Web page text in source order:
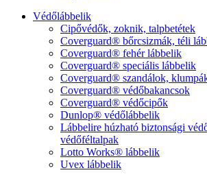
Védőlábbelik
Cipővédők, zoknik, talpbetétek
Coverguard® bőrcsizmák, téli
Coverguard® fehér lábbelik
Coverguard® speciális lábbelik
Coverguard® szandálok,
Coverguard® védőbakancsok
Coverguard® védőcipők
Dunlop® védőlábbelik
Lábbelire húzható biztonsági
védőféltalpak
Lotto Works® lábbelik
Uvex lábbelik